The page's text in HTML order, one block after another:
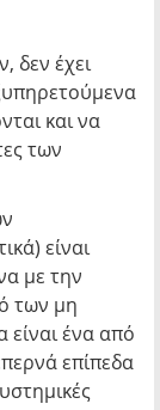
δεν έχει
και να
των
είναι
με την
των μη
ένα από
επίπεδα